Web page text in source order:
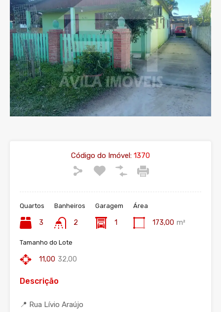
Código do Imóvel: 1370
Quartos
3
Banheiros
2
Garagem
1
Área
173,00 m²
Tamanho do Lote
11,00 32,00
Descrição
📍 Rua Lívio Araújo